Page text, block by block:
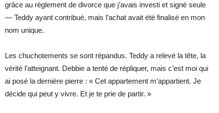
grâce au règlement de divorce que j’avais investi et signé seule
— Teddy ayant contribué, mais l’achat avait été finalisé en mon
nom unique.
Les chuchotements se sont répandus. Teddy a relevé la tête, la
vérité l’atteignant. Debbie a tenté de répliquer, mais c’est moi qui
ai posé la dernière pierre : « Cet appartement m’appartient. Je
décide qui peut y vivre. Et je te prie de partir. »